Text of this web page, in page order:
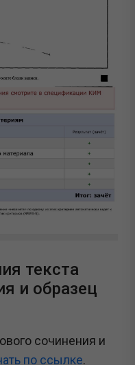
текста
и образец
сочинения и
по ссылке.